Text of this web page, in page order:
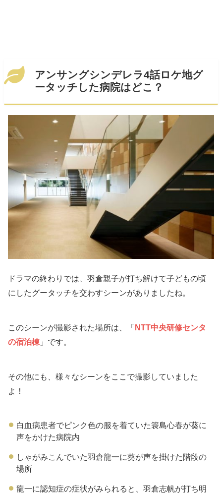
アンサングシンデレラ4話ロケ地グ
ータッチした病院はどこ？
ドラマの終わりでは、羽倉親子が打ち解けて子どもの頃
にしたグータッチを交わすシーンがありましたね。
このシーンが撮影された場所は、「NTT中央研修センタ
の宿泊棟 」です。
その他にも、様々なシーンをここで撮影していました
よ！
白血病患者でピンク色の服を着ていた簑島心春が葵に
声をかけた病院内
しゃがみこんでいた羽倉龍一に葵が声を掛けた階段の
場所
龍一に認知症の症状がみられると、羽倉志帆が打ち明